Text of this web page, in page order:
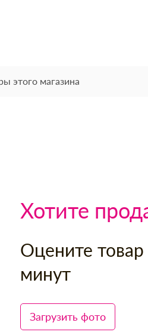
этого магазина
Хотите
Оцените
минут
Загрузить фото